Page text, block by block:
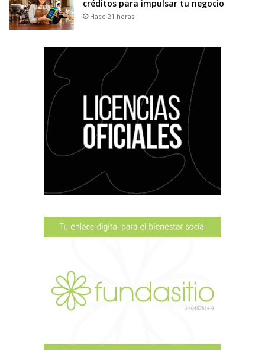
créditos para impulsar tu negocio
Hace 21 horas